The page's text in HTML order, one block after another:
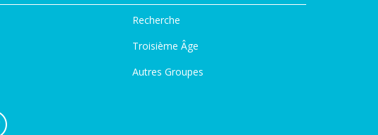
Recherche
Troisième Âge
Autres Groupes